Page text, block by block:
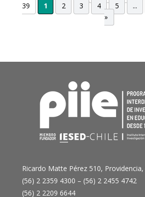
39
1 2 3 4 5 ...
»
Ricardo Matte Pérez 510,
(56) 2 2359 4300 – (56) 2 2455 4742
(56) 2 2209 6644